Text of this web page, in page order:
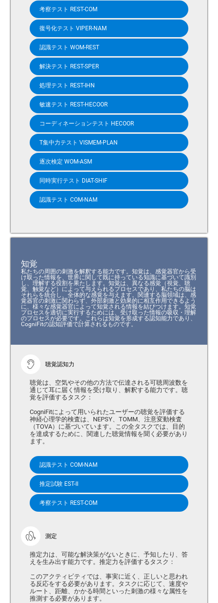
考察テスト REST-COM
復号化テスト VIPER-NAM
認識テスト WOM-REST
解決テスト REST-SPER
処理テスト REST-IHN
敏速テスト REST-HECOOR
コーディネーションテスト HECOOR
T集中力テスト VISMEM-PLAN
逐次検定 WOM-ASM
同時実行テスト DIAT-SHIF
認識テスト COM-NAM
知覚
私たちの周囲の刺激を解釈する能力です。知覚は、感覚器官から受
け取った情報を、世界に関して既に持っている知識に基づいて識別
し、理解する役割を果たします。知覚は、異なる感覚（視覚、聴
覚、触覚など）によって与えられるプロセスであり、私たちの脳は
それらを統合し、全体的な感覚を与えます。関連する脳領域は、感
覚器官の刺激に関わらず、外部刺激と効果的に相互作用できるよう
に、様々な感覚器官によって知覚される情報を結びつけます。知覚
プロセスを適切に実行するためには、受け取った情報の吸収・理解
のプロセスが必要です。これらは知覚を形成する認知能力であり、
CogniFitの認知評価で計算されるものです。
聴覚認知力
聴覚は、空気やその他の方法で伝達される可聴周波数を
通じて耳に届く情報を受け取り、解釈する能力です。聴
覚を評価するタスク：
CogniFitによって用いられたユーザーの聴覚を評価する
神経心理学的検査は、NEPSY、TOMM、注意変動検査
（TOVA）に基づいています。この全タスクでは、目的
を達成するために、関連した聴覚情報を聞く必要があり
ます。
認識テスト COM-NAM
推定試験 EST-II
考察テスト REST-COM
測定
推定力は、可能な解決策がないときに、予知したり、答
えを生み出す能力です。推定力を評価するタスク：
このアクティビティでは、事実に近く、正しいと思われ
る反応をする必要があります。タスクに応じて、速度や
ルート、距離、かかる時間といった刺激の様々な属性を
推測する必要があります。